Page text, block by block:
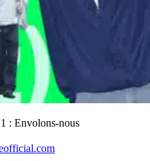
: Envolons-nous